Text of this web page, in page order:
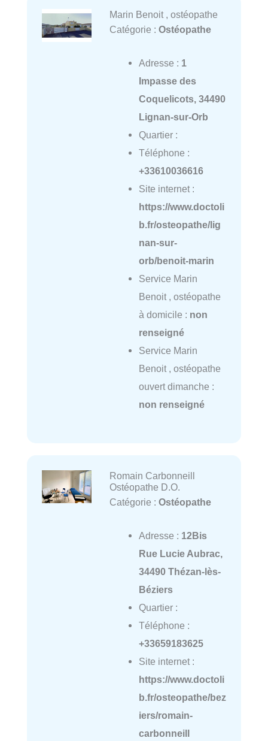
Marin Benoit , ostéopathe
Catégorie : Ostéopathe
Adresse : 1
Impasse des
Coquelicots, 34490
Lignan-sur-Orb
Quartier :
Téléphone :
+33610036616
Site internet :
https://www.doctoli
b.fr/osteopathe/lig
nan-sur-
orb/benoit-marin
Service Marin
Benoit , ostéopathe
à domicile : non
renseigné
Service Marin
Benoit , ostéopathe
ouvert dimanche :
non renseigné
Romain Carbonneill
Ostéopathe D.O.
Catégorie : Ostéopathe
Adresse : 12Bis
Rue Lucie Aubrac,
34490 Thézan-lès-
Béziers
Quartier :
Téléphone :
+33659183625
Site internet :
https://www.doctoli
b.fr/osteopathe/bez
iers/romain-
carbonneill